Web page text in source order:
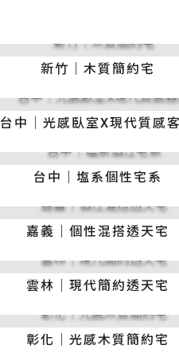
新竹｜木質簡約宅
台中｜光感臥室X現代質感
台中｜塩系個性宅系
嘉義｜個性混搭透天宅
雲林｜現代簡約透天宅
彰化｜光感木質簡約宅